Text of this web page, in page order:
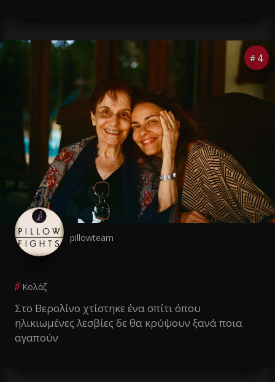
# 4
pillowteam
Κολάζ
Στο Βερολίνο χτίστηκε ένα σπίτι όπου
ηλικιωμένες λεσβίες δε θα κρύψουν ξανά ποια
αγαπούν